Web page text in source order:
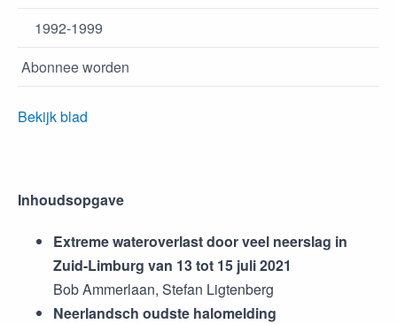
1992-1999
Abonnee worden
Bekijk blad
Inhoudsopgave
Extreme wateroverlast door veel neerslag in
Zuid-Limburg van 13 tot 15 juli 2021
Bob Ammerlaan, Stefan Ligtenberg
Neerlandsch oudste halomelding